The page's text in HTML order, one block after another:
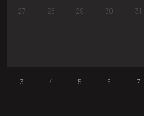
27 28 29 30 31
3 4 5 6 7